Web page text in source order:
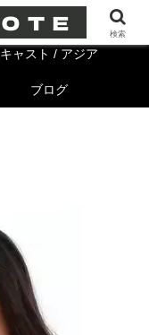
キャスト/海外
キャスト / アジア
ブログ
検索